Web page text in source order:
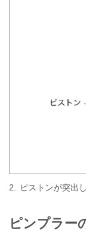
2. ピストンが突出
ピンプラー